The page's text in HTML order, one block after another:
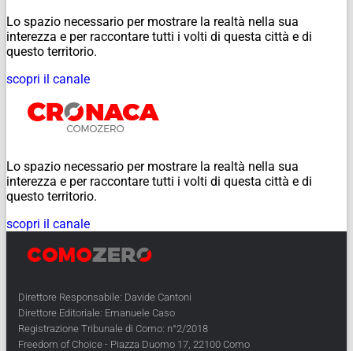
Lo spazio necessario per mostrare la realtà nella sua
interezza e per raccontare tutti i volti di questa città e di
questo territorio.
scopri il canale
Lo spazio necessario per mostrare la realtà nella sua
interezza e per raccontare tutti i volti di questa città e di
questo territorio.
scopri il canale
Direttore Responsabile: Davide Cantoni
Direttore Editoriale: Emanuele Caso
Registrazione Tribunale di Como: n°2/2018
Freedom of Choice - Piazza Duomo 17, 22100 Como